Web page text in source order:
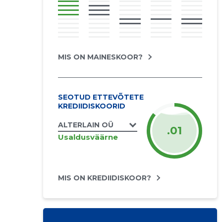
MIS ON MAINESKOOR?
SEOTUD ETTEVÕTETE
KREDIIDISKOORID
ALTERLAIN OÜ
Usaldusväärne .01
MIS ON KREDIIDISKOOR?